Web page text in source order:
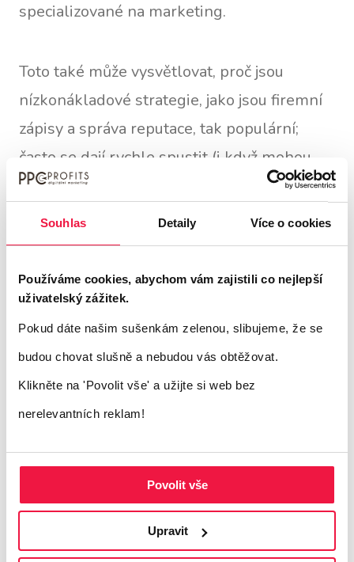
Souhlas Detaily Více o cookies
Používáme cookies, abychom vám zajistili co nejlepší
uživatelský zážitek.
Pokud dáte našim sušenkám zelenou, slibujeme, že se
budou chovat slušně a nebudou vás obtěžovat.
Klikněte na 'Povolit vše' a užijte si web bez
nerelevantních reklam!
Povolit vše
Upravit
specializované na marketing.
Toto také může vysvětlovat, proč jsou
nízkonákladové strategie, jako jsou firemní
zápisy a správa reputace, tak populární;
často se dají rychle spustit (i když mohou
vyžadovat více práce na pozadí později) a k
dosažení výsledků nevyžadují mnoho času
ani rozpočtu.
Většina malých podniků
používá AI
Většina malých firem plně využívá potenciál
AI. Celkem 56 % malých firem využívá AI
pro nějakou část svého marketingu!
Nejčastěji ji používají k úspoře času a
generování nápadů pro aktivity, jako je
tvorba obsahu, design, správa sociálních